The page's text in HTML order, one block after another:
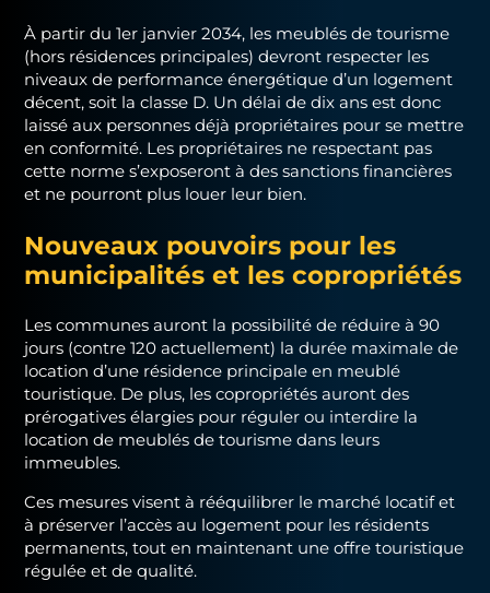
À partir du 1er janvier 2034, les meublés de tourisme
(hors résidences principales) devront respecter les
niveaux de performance énergétique d’un logement
décent, soit la classe D. Un délai de dix ans est donc
laissé aux personnes déjà propriétaires pour se mettre
en conformité. Les propriétaires ne respectant pas
cette norme s’exposeront à des sanctions financières
et ne pourront plus louer leur bien.
Nouveaux pouvoirs pour les
municipalités et les copropriétés
Les communes auront la possibilité de réduire à 90
jours (contre 120 actuellement) la durée maximale de
location d’une résidence principale en meublé
touristique. De plus, les copropriétés auront des
prérogatives élargies pour réguler ou interdire la
location de meublés de tourisme dans leurs
immeubles.
Ces mesures visent à rééquilibrer le marché locatif et
à préserver l’accès au logement pour les résidents
permanents, tout en maintenant une offre touristique
régulée et de qualité.